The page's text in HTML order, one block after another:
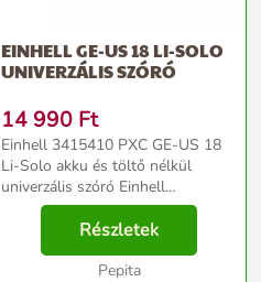
EINHELL GE-US 18 LI-SOLO
UNIVERZÁLIS SZÓRÓ
14 990 Ft
Einhell 3415410 PXC GE-US 18
Li-Solo akku és töltő nélkül
univerzális szóró Einhell
univerzális szóró GE-US 18 Li-
Solo Gyártói cikkszám 3415410
•A Power X-Change család tagja,
1 db 18 V akkumuláto...
Részletek
Pepita